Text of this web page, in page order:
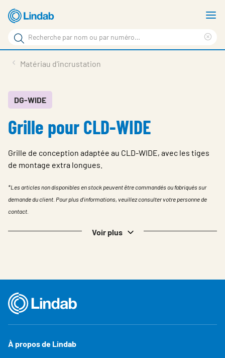
Aller
au
contenu
principal
Rechercher
Rechercher
sur
site
En vedette
À propos de Lindab
Downloads
Identification
Choisir la langue
Switzerland - French
Matériau d'incrustation
DG-WIDE
Grille pour CLD-WIDE
Grille de conception adaptée au CLD-WIDE, avec les tiges
de montage extra longues.
*Les articles non disponibles en stock peuvent être commandés ou fabriqués sur
demande du client. Pour plus d'informations, veuillez consulter votre personne de
contact.
Voir plus
À propos de Lindab